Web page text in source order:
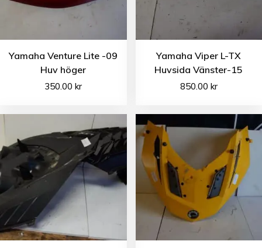
Yamaha Venture Lite -09
Huv höger
350.00kr
Yamaha Viper L-TX
Huvsida Vänster-15
850.00 kr